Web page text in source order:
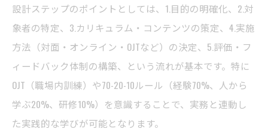
社員研修内容を刷新するコツとは
社員研修内容を効果的にアップデートする
手法
時代に合った社内研修プログラムの作り方
研修内容一覧から発想するリニューアル方
設計ステップのポイントとしては、1.目的の明確化、2.対
象者の特定、3.カリキュラム・コンテンツの策定、4.実施
方法（対面・オンライン・OJTなど）の決定、5.評価・フ
ィードバック体制の構築、という流れが基本です。特に
OJT（職場内訓練）や70-20-10ルール（経験70%、人から
学ぶ20%、研修10%）を意識することで、実務と連動し
た実践的な学びが可能となります。